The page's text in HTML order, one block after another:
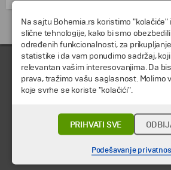
Putovanja i odmori do
© 2026 TA BOHEMIA TRAVEL DOO.
Na sajtu Bohemia.rs koristimo "kolačiće"
slične tehnologije, kako bi smo
određenih funkcionalnosti, za
statistike i da vam ponudimo sadržaj, koji
relevantan vašim interesovanjima. Da
prava, tražimo vašu saglasnost. Molimo
koje svrhe se koriste "kolačići".
PRIHVATI SVE
Podešavanje